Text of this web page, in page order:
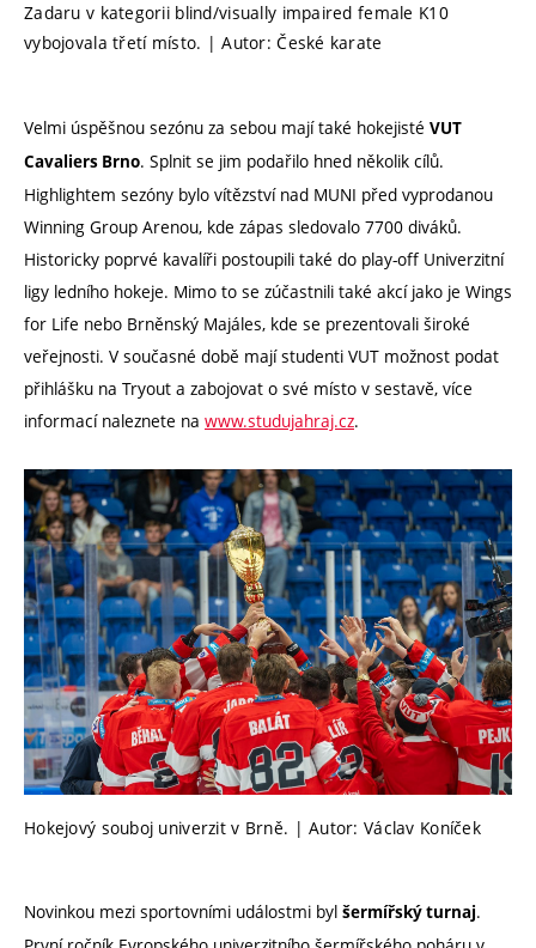
Zadaru v kategorii blind/visually impaired female K10
vybojovala třetí místo. | Autor: České karate
Velmi úspěšnou sezónu za sebou mají také hokejisté VUT
Cavaliers Brno. Splnit se jim podařilo hned několik cílů.
Highlightem sezóny bylo vítězství nad MUNI před vyprodanou
Winning Group Arenou, kde zápas sledovalo 7700 diváků.
Historicky poprvé kavalíři postoupili také do play-off Univerzitní
ligy ledního hokeje. Mimo to se zúčastnili také akcí jako je Wings
for Life nebo Brněnský Majáles, kde se prezentovali široké
veřejnosti. V současné době mají studenti VUT možnost podat
přihlášku na Tryout a zabojovat o své místo v sestavě, více
informací naleznete na www.studujahraj.cz.
Hokejový souboj univerzit v Brně. | Autor: Václav Koníček
Novinkou mezi sportovními událostmi byl šermířský turnaj.